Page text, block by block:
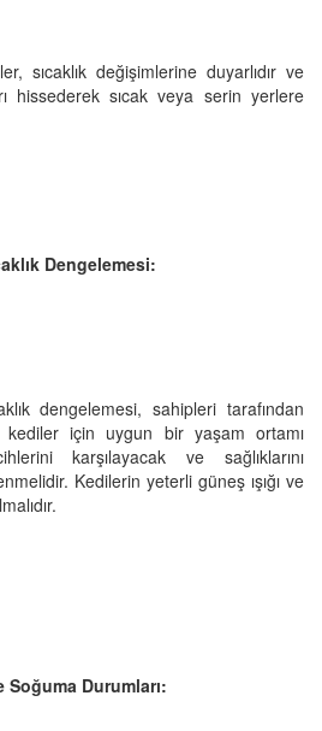
sıcaklık değişimlerine duyarlıdır ve
hissederek sıcak veya serin yerlere
Dengelemesi:
dengelemesi, sahipleri tarafından
kediler için uygun bir yaşam ortamı
karşılayacak ve sağlıklarını
Kedilerin yeterli güneş ışığı ve
Soğuma Durumları: